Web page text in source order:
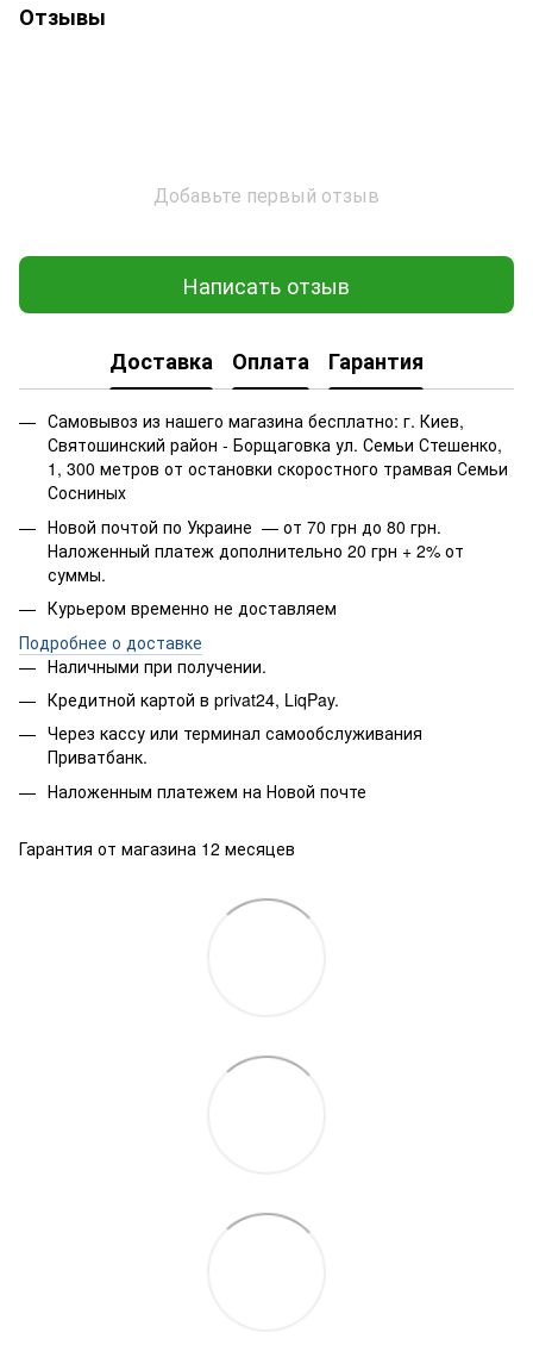
Отзывы
Добавьте первый отзыв
Написать отзыв
Доставка Оплата Гарантия
Самовывоз из нашего магазина бесплатно: г. Киев,
Святошинский район - Борщаговка ул. Семьи Стешенко,
1, 300 метров от остановки скоростного трамвая Семьи
Сосниных
Новой почтой по Украине — от 70 грн до 80 грн.
Наложенный платеж дополнительно 20 грн + 2% от
суммы.
Курьером временно не доставляем
Подробнее о доставке
Наличными при получении.
Кредитной картой в privat24, LiqPay.
Через кассу или терминал самообслуживания
Приватбанк.
Наложенным платежем на Новой почте
Гарантия от магазина 12 месяцев